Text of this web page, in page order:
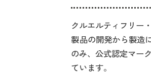
クルエルティフリー
製品の開発から製造
のみ、公式認定マー
ています。